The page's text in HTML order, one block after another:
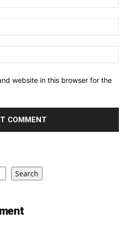
website in this browser for the
Search